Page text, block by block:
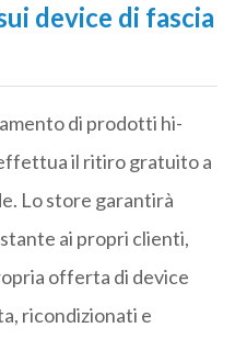
device di fascia
di prodotti hi-
il ritiro gratuito a
Lo store garantirà
ai propri clienti,
offerta di device
ricondizionati e